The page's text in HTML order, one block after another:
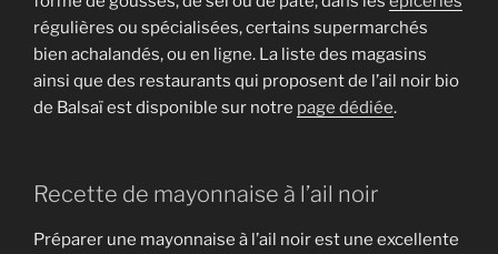
régulières ou spécialisées, certains supermarchés
bien achalandés, ou en ligne. La liste des magasins
ainsi que des restaurants qui proposent de l’ail noir bio
de Balsaï est disponible sur notre page dédiée.
Recette de mayonnaise à l’ail noir
Préparer une mayonnaise à l’ail noir est une excellente